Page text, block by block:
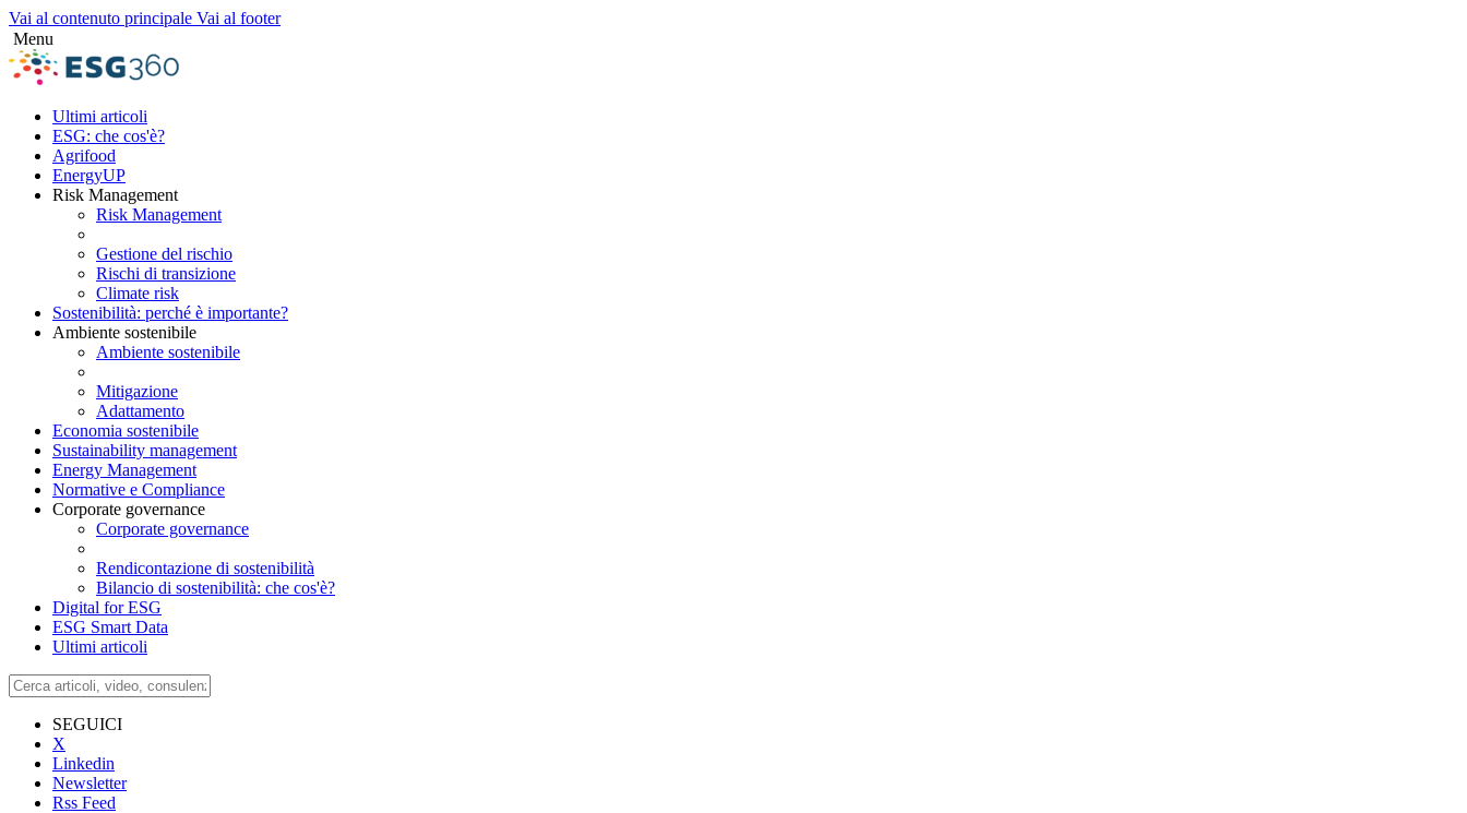
Vai al contenuto principale Vai al footer
Menu
Ultimi articoli
ESG: che cos'è?
Agrifood
EnergyUP
Risk Management
Risk Management
Gestione del rischio
Rischi di transizione
Climate risk
Sostenibilità: perché è importante?
Ambiente sostenibile
Ambiente sostenibile
Mitigazione
Adattamento
Economia sostenibile
Sustainability management
Energy Management
Normative e Compliance
Corporate governance
Corporate governance
Rendicontazione di sostenibilità
Bilancio di sostenibilità: che cos'è?
Digital for ESG
ESG Smart Data
Ultimi articoli
SEGUICI
X
Linkedin
Newsletter
Rss Feed